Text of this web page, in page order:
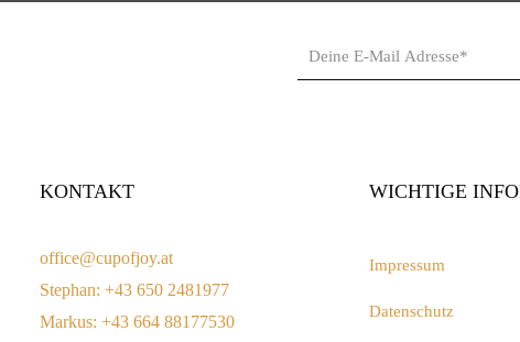
KONTAKT
office@cupofjoy.at
Stephan: +43 650 2481977
Markus: +43 664 88177530
WICHTIGE
Impressum
Datenschutz